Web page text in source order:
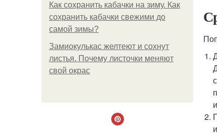
Как сохранить кабачки на зиму. Как
сохранить кабачки свежими до
самой зимы?
Замиокулькас желтеют и сохнут
листья. Почему листочки меняют
свой окрас